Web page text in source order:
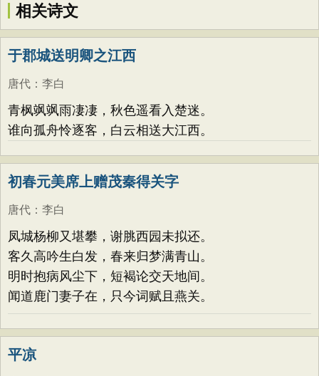
相关诗文
于郡城送明卿之江西
唐代 ： 李白
青枫飒飒雨凄凄，秋色遥看入楚迷。
谁向孤舟怜逐客，白云相送大江西。
初春元美席上赠茂秦得关字
唐代 ： 李白
凤城杨柳又堪攀，谢脁西园未拟还。
客久高吟生白发，春来归梦满青山。
明时抱病风尘下，短褐论交天地间。
闻道鹿门妻子在，只今词赋且燕关。
平凉